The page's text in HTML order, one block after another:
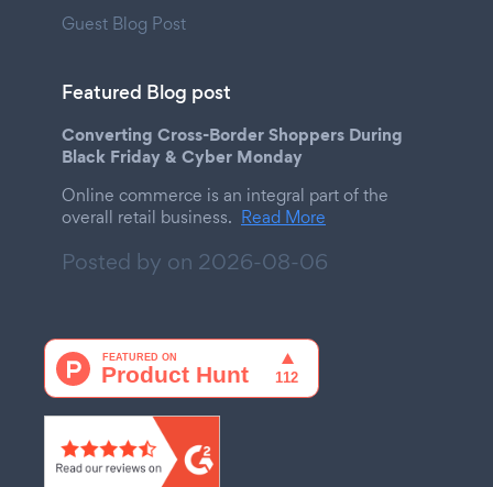
Guest Blog Post
Featured Blog post
Converting Cross-Border Shoppers During
Black Friday & Cyber Monday
Online commerce is an integral part of the
overall retail business. Read More
Posted by on 2026-08-06